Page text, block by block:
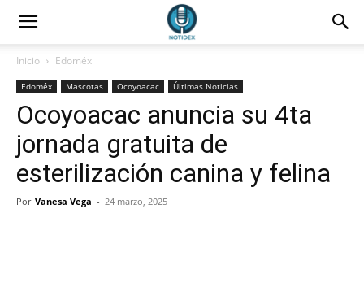
Inicio Edoméx
Edoméx Mascotas Ocoyoacac Últimas Noticias
Ocoyoacac anuncia su 4ta
jornada gratuita de
esterilización canina y felina
Por Vanesa Vega - 24 marzo, 2025